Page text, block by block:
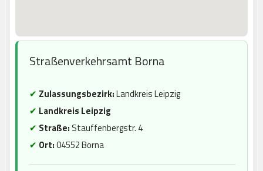
Straßenverkehrsamt Borna
✔ Zulassungsbezirk:Landkreis Leipzig
✔ Landkreis Leipzig
✔ Straße: Stauffenbergstr. 4
✔ Ort:04552 Borna